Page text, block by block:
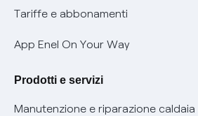
Phishing e truffe online
Verifica chi ti ha chiamato
Informativa RAEE
Tariffe e abbonamenti
App Enel On Your Way
Prodotti e servizi
Manutenzione e riparazione caldaia